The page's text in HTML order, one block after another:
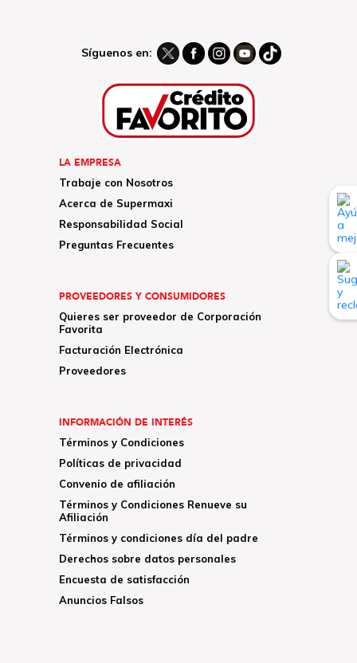
Síguenos en:
LA EMPRESA
Trabaje con Nosotros
Acerca de Supermaxi
Responsabilidad Social
Preguntas Frecuentes
PROVEEDORES Y CONSUMIDORES
Quieres ser proveedor de Corporación
Favorita
Facturación Electrónica
Proveedores
INFORMACIÓN DE INTERÉS
Términos y Condiciones
Políticas de privacidad
Convenio de afiliación
Términos y Condiciones Renueve su
Afiliación
Términos y condiciones día del padre
Derechos sobre datos personales
Encuesta de satisfacción
Anuncios Falsos